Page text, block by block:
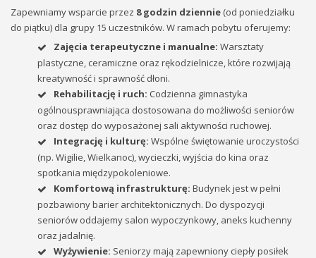
Zapewniamy wsparcie przez 8 godzin dziennie (od poniedziałku
do piątku) dla grupy 15 uczestników. W ramach pobytu oferujemy:
Zajęcia terapeutyczne i manualne:Warsztaty
plastyczne, ceramiczne oraz rękodzielnicze, które rozwijają
kreatywność i sprawność dłoni.
Rehabilitację i ruch: Codzienna gimnastyka
ogólnousprawniająca dostosowana do możliwości seniorów
oraz dostęp do wyposażonej sali aktywności ruchowej.
Integrację i kulturę: Wspólne świętowanie uroczystości
(np. Wigilie, Wielkanoc), wycieczki, wyjścia do kina oraz
spotkania międzypokoleniowe.
Komfortową infrastrukturę: Budynek jest w pełni
pozbawiony barier architektonicznych. Do dyspozycji
seniorów oddajemy salon wypoczynkowy, aneks kuchenny
oraz jadalnię.
Wyżywienie: Seniorzy mają zapewniony ciepły posiłek